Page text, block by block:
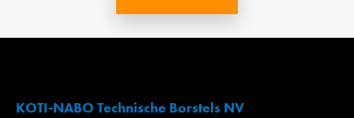
KOTI-NABO Technische Borstels NV